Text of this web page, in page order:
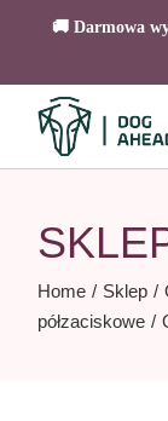
🚚 Darmowa
content
Home Sklep
półzaciskowe